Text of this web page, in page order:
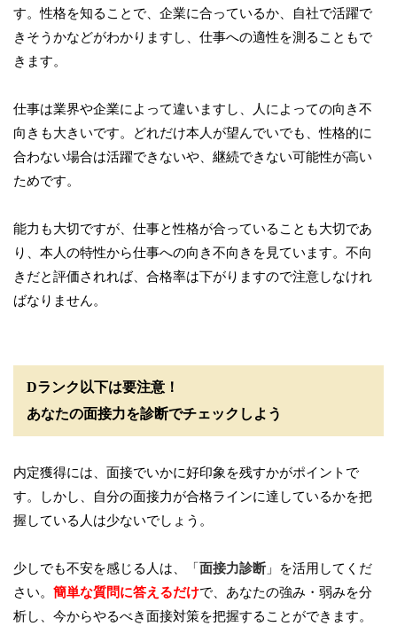
す。性格を知ることで、企業に合っているか、自社で活躍で
きそうかなどがわかりますし、仕事への適性を測ることもで
きます。
仕事は業界や企業によって違いますし、人によっての向き不
向きも大きいです。どれだけ本人が望んでいでも、性格的に
合わない場合は活躍できないや、継続できない可能性が高い
ためです。
能力も大切ですが、仕事と性格が合っていることも大切であ
り、本人の特性から仕事への向き不向きを見ています。不向
きだと評価されれば、合格率は下がりますので注意しなけれ
ばなりません。
Dランク以下は要注意！
あなたの面接力を診断でチェックしよう
内定獲得には、面接でいかに好印象を残すかがポイントで
す。しかし、自分の面接力が合格ラインに達しているかを把
握している人は少ないでしょう。
少しでも不安を感じる人は、「面接力診断」を活用してくだ
さい。 簡単な質問に答えるだけで、あなたの強み・弱みを分
析し、今からやるべき面接対策を把握することができます。